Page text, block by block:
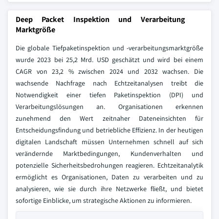
Deep Packet Inspektion und Verarbeitung
Marktgröße
Die globale Tiefpaketinspektion und -verarbeitungsmarktgröße
wurde 2023 bei 25,2 Mrd. USD geschätzt und wird bei einem
CAGR von 23,2 % zwischen 2024 und 2032 wachsen. Die
wachsende Nachfrage nach Echtzeitanalysen treibt die
Notwendigkeit einer tiefen Paketinspektion (DPI) und
Verarbeitungslösungen an. Organisationen erkennen
zunehmend den Wert zeitnaher Dateneinsichten für
Entscheidungsfindung und betriebliche Effizienz. In der heutigen
digitalen Landschaft müssen Unternehmen schnell auf sich
verändernde Marktbedingungen, Kundenverhalten und
potenzielle Sicherheitsbedrohungen reagieren. Echtzeitanalytik
ermöglicht es Organisationen, Daten zu verarbeiten und zu
analysieren, wie sie durch ihre Netzwerke fließt, und bietet
sofortige Einblicke, um strategische Aktionen zu informieren.